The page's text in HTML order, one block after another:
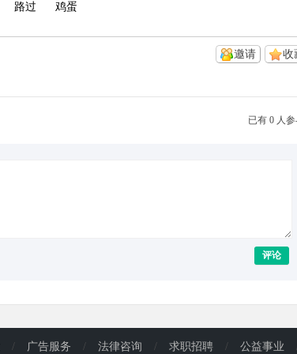
路过 鸡蛋
收
邀请
已有 0 人
评论
/ 广告服务 / 法律咨询 / 求职招聘 / 公益事业